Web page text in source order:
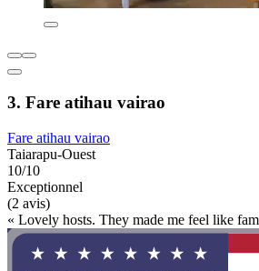
3. Fare atihau vairao
Fare atihau vairao
Taiarapu-Ouest
10/10
Exceptionnel
(2 avis)
« Lovely hosts. They made me feel like